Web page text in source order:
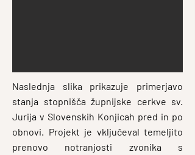
Naslednja slika prikazuje primerjavo
stanja stopnišča župnijske cerkve sv.
Jurija v Slovenskih Konjicah pred in po
obnovi. Projekt je vključeval temeljito
prenovo notranjosti zvonika s